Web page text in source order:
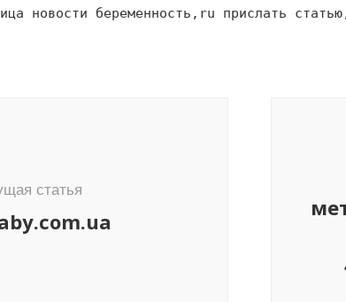
новости беременность,ru прислать
статья